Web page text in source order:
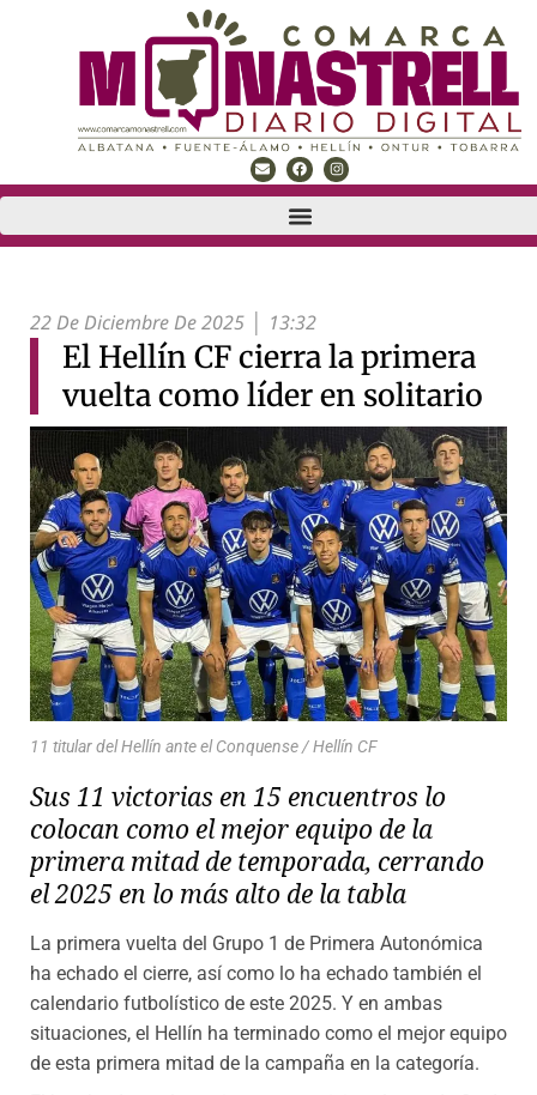
22 De Diciembre De 2025 13:32
El Hellín CF cierra la primera
vuelta como líder en solitario
11 titular del Hellín ante el Conquense / Hellín CF
Sus 11 victorias en 15 encuentros lo
colocan como el mejor equipo de la
primera mitad de temporada, cerrando
el 2025 en lo más alto de la tabla
La primera vuelta del Grupo 1 de Primera Autonómica
ha echado el cierre, así como lo ha echado también el
calendario futbolístico de este 2025. Y en ambas
situaciones, el Hellín ha terminado como el mejor equipo
de esta primera mitad de la campaña en la categoría.